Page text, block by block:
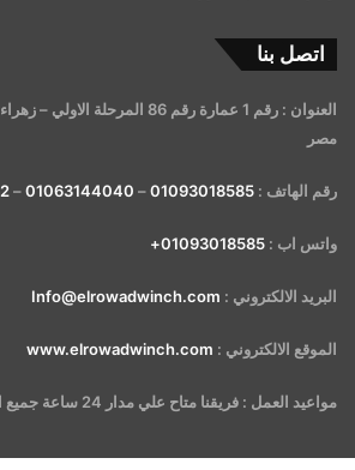
اتصل بنا
العنوان : رقم 1 عمارة رقم 86
مصر
رقم الهاتف : 01093018585
–
01063144040
–
واتس اب : 01093018585+
البريد الالكتروني : Info@elrowadwinch.com
الموقع الالكتروني : www.elrowadwinch.com
مواعيد العمل : فريقنا متاح علي مدار 24 ساعة جميع ايام الاسبوع.